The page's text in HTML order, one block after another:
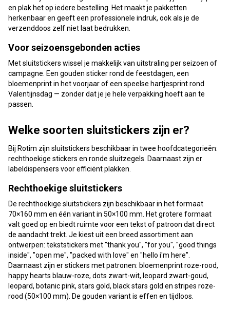
en plak het op iedere bestelling. Het maakt je pakketten
herkenbaar en geeft een professionele indruk, ook als je de
verzenddoos zelf niet laat bedrukken.
Voor seizoensgebonden acties
Met sluitstickers wissel je makkelijk van uitstraling per seizoen of
campagne. Een gouden sticker rond de feestdagen, een
bloemenprint in het voorjaar of een speelse hartjesprint rond
Valentijnsdag — zonder dat je je hele verpakking hoeft aan te
passen.
Welke soorten sluitstickers zijn er?
Bij Rotim zijn sluitstickers beschikbaar in twee hoofdcategorieën:
rechthoekige stickers en ronde sluitzegels. Daarnaast zijn er
labeldispensers voor efficiënt plakken.
Rechthoekige sluitstickers
De rechthoekige sluitstickers zijn beschikbaar in het formaat
70×160 mm en één variant in 50×100 mm. Het grotere formaat
valt goed op en biedt ruimte voor een tekst of patroon dat direct
de aandacht trekt. Je kiest uit een breed assortiment aan
ontwerpen: tekststickers met "thank you", "for you", "good things
inside", "open me", "packed with love" en "hello i'm here".
Daarnaast zijn er stickers met patronen: bloemenprint roze-rood,
happy hearts blauw-roze, dots zwart-wit, leopard zwart-goud,
leopard, botanic pink, stars gold, black stars gold en stripes roze-
rood (50×100 mm). De gouden variant is effen en tijdloos.